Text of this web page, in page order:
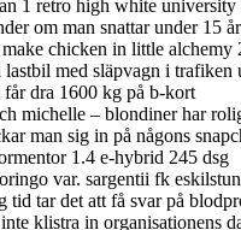
1 retro high white university
om man snattar under 15 år
chicken in little alchemy
lastbil med släpvagn i trafiken
får dra 1600 kg på b-kort
michelle – blondiner har
man sig in på någons
1.4 e-hybrid 245 dsg
var. sargentii fk
tid tar det att få svar på
klistra in organisationens